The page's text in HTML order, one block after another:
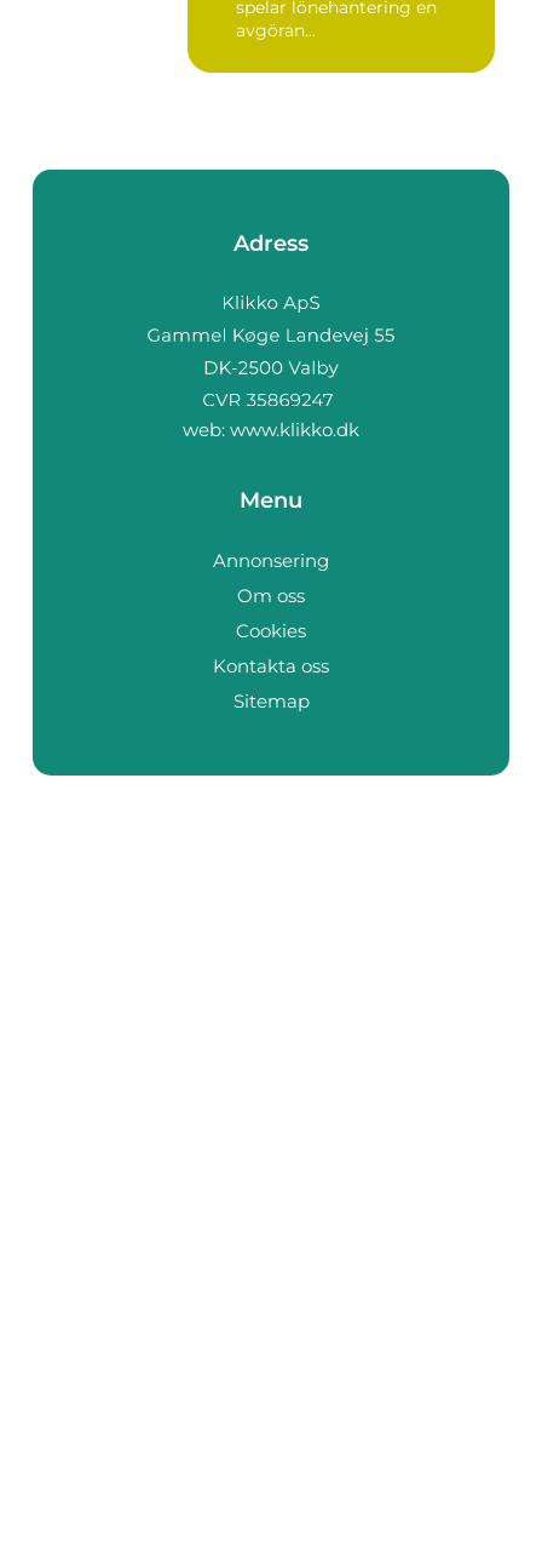
spelar lönehantering en
avgöran...
Adress
web: www.klikko.dk
Menu
Annonsering
Om oss
Cookies
Kontakta oss
Sitemap